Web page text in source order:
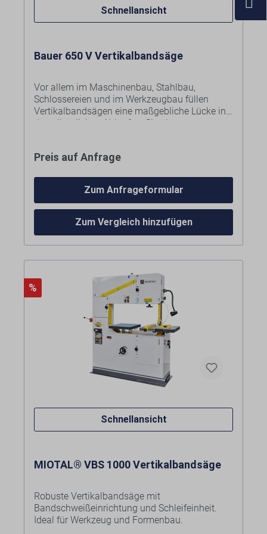
Schnellansicht
Bauer 650 V Vertikalbandsäge
Vor allem im Maschinenbau, Stahlbau,
Schlossereien und im Werkzeugbau füllen
Vertikalbandsägen eine maßgebliche Lücke in
den alltäglichen Abläufen. Sie überzeugen
Komplett anschlussfertig
Sägebandantrieb mit Endabschaltung
Konstante Sägebandspannung
Präzise Sägeband-Rollenführung
Sägeband 8/12 ZpZ
Bild zeigt Bauer 450 V mit Sonderausstattung:
Vergrößerte Schnitthöhe auf 400 mm
Stufenlose Drehzahlverstellung
Winkel- und Queranschlag
Kosten für Anlieferung per Spedition
Bordsteinkantesiehe Warenkorb bzw. bei
Anfrageartikeln im individuellen Angebot.
Preis auf Anfrage
Zum Anfrageformular
Zum Vergleich hinzufügen
%
Schnellansicht
MIOTAL® VBS 1000 Vertikalbandsäge
Robuste Vertikalbandsäge mit
Bandschweißeinrichtung und Schleifeinheit.
Ideal für Werkzeug und Formenbau.